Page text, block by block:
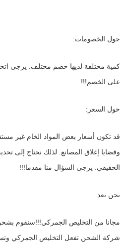
حول الخصومات:
على الخصم!!!
حول السعر:
الحقيقي. يرجى السؤال منا مقدما!!!
نحن نعد: